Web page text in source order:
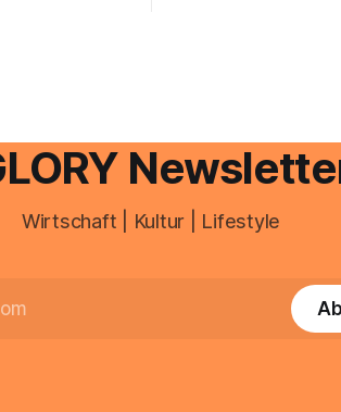
Unterstützung
Wirtschaft | Kultur | Lifestyle